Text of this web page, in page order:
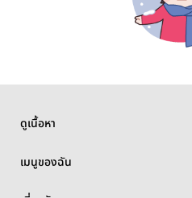
ดูเนื้อหา
เมนูของฉัน